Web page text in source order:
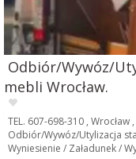
Odbiór/Wywóz/
mebli Wrocław.
TEL. 607-698-310 ,
Odbiór/Wywóz/Utylizacja
Wyniesienie / Załadunek /